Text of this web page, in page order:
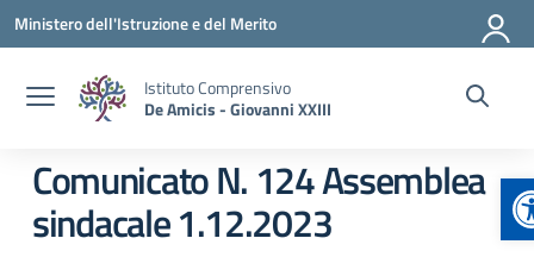
Vai ai contenuti
Vai al menu di navigazione
Vai al footer
Ministero dell'Istruzione e del Merito
Istituto Comprensivo
De Amicis - Giovanni XXIII
Comunicato N. 124 Assemblea
sindacale 1.12.2023